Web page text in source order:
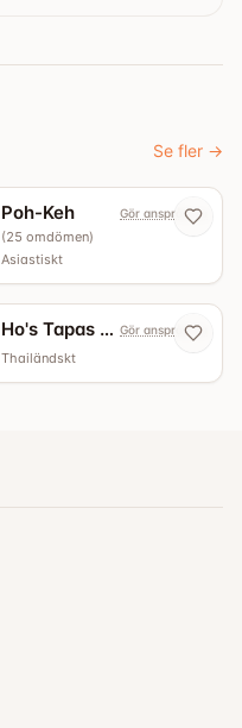
Se fler →
Poh-Keh Gör anspråk nu
(25 omdömen)
Asiastiskt
Ho's Tapas Kök & Bar Gör anspråk nu
Thailändskt